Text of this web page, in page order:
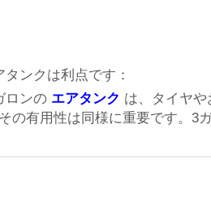
ンクは利点です：
ロンの エアタンク は、タイヤ
の有用性は同様に重要です。3